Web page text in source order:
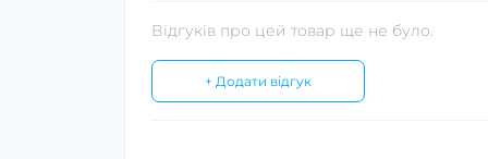
Відгуків про цей товар ще не було.
+ Додати відгук